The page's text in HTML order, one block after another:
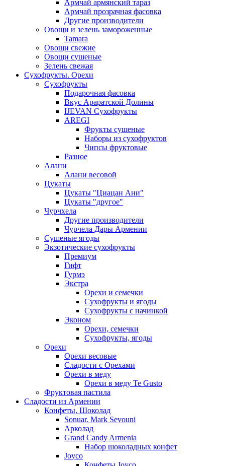
Армчай армянский тараз
Армчай прозрачная фасовка
Другие производители
Овощи и зелень замороженные
Tamara
Овощи свежие
Овощи сушеные
Зелень свежая
Сухофрукты. Орехи
Сухофрукты
Подарочная фасовка
Вкус Араратской Долины
IJEVAN Сухофрукты
AREGI
Фрукты сушеные
Наборы из сухофруктов
Чипсы фруктовые
Разное
Алани
Алани весовой
Цукаты
Цукаты "Циацан Ани"
Цукаты "другое"
Чурчхела
Другие производители
Чурчела Дары Армении
Сушеные ягоды
Экзотические сухофрукты
Премиум
Гифт
Гурмэ
Экстра
Орехи и семечки
Сухофрукты и ягоды
Сухофрукты с начинкой
Эконом
Орехи, семечки
Сухофрукты, ягоды
Орехи
Орехи весовые
Сладости с Орехами
Орехи в меду
Орехи в меду Te Gusto
Фруктовая пастила
Сладости из Армении
Конфеты, Шоколад
Sonuar. Mark Sevouni
Арколад
Grand Candy Armenia
Набор шоколадных конфет
Joyco